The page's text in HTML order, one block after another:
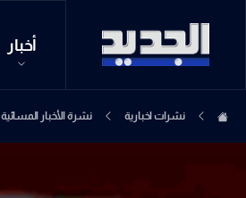
أخبار
نشرات اخبارية نشرة الأخبار المسائية